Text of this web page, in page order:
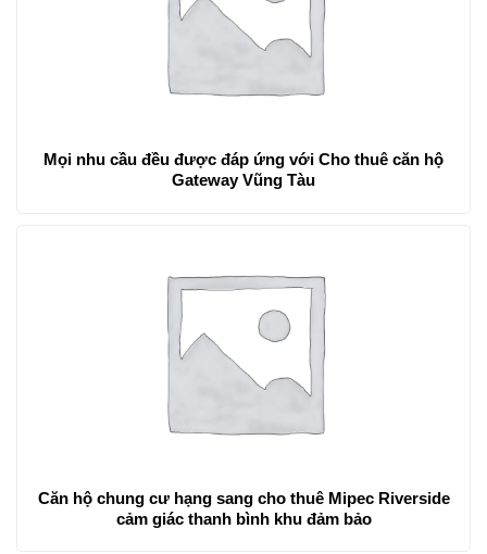
Mọi nhu cầu đều được đáp ứng với Cho thuê căn hộ
Gateway Vũng Tàu
Căn hộ chung cư hạng sang cho thuê Mipec Riverside
cảm giác thanh bình khu đảm bảo